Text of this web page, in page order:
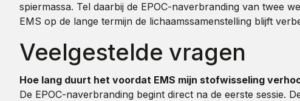
spiermassa. Tel daarbij de EPOC-naverbranding van twee
EMS op de lange termijn de lichaamssamenstelling blijft
Veelgestelde vragen
Hoe lang duurt het voordat EMS mijn stofwisseling
De EPOC-naverbranding begint direct na de eerste sessie.